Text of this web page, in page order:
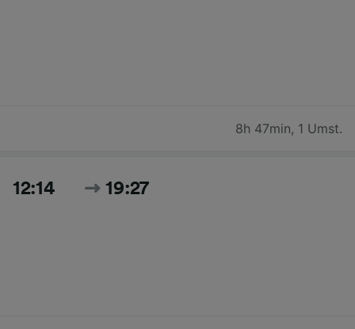
8h 47min, 1 Umst.
12:14 19:27